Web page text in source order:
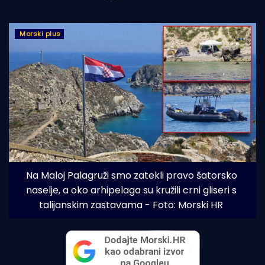
Morski plus
Na Maloj Palagruži smo zatekli pravo šatorsko
naselje, a oko arhipelaga su kružili crni gliseri s
talijanskim zastavama - Foto: Morski HR